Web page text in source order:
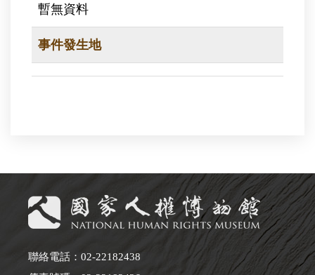
暫無資料
事件發生地
聯絡電話：02-22182438